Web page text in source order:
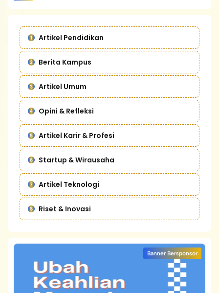
Artikel Pendidikan
Berita Kampus
Artikel Umum
Opini & Refleksi
Artikel Karir & Profesi
Startup & Wirausaha
Artikel Teknologi
Riset & Inovasi
Banner Bersponsor